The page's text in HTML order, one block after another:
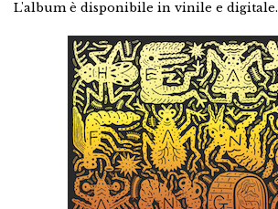
L'album è disponibile in vinile e digitale.